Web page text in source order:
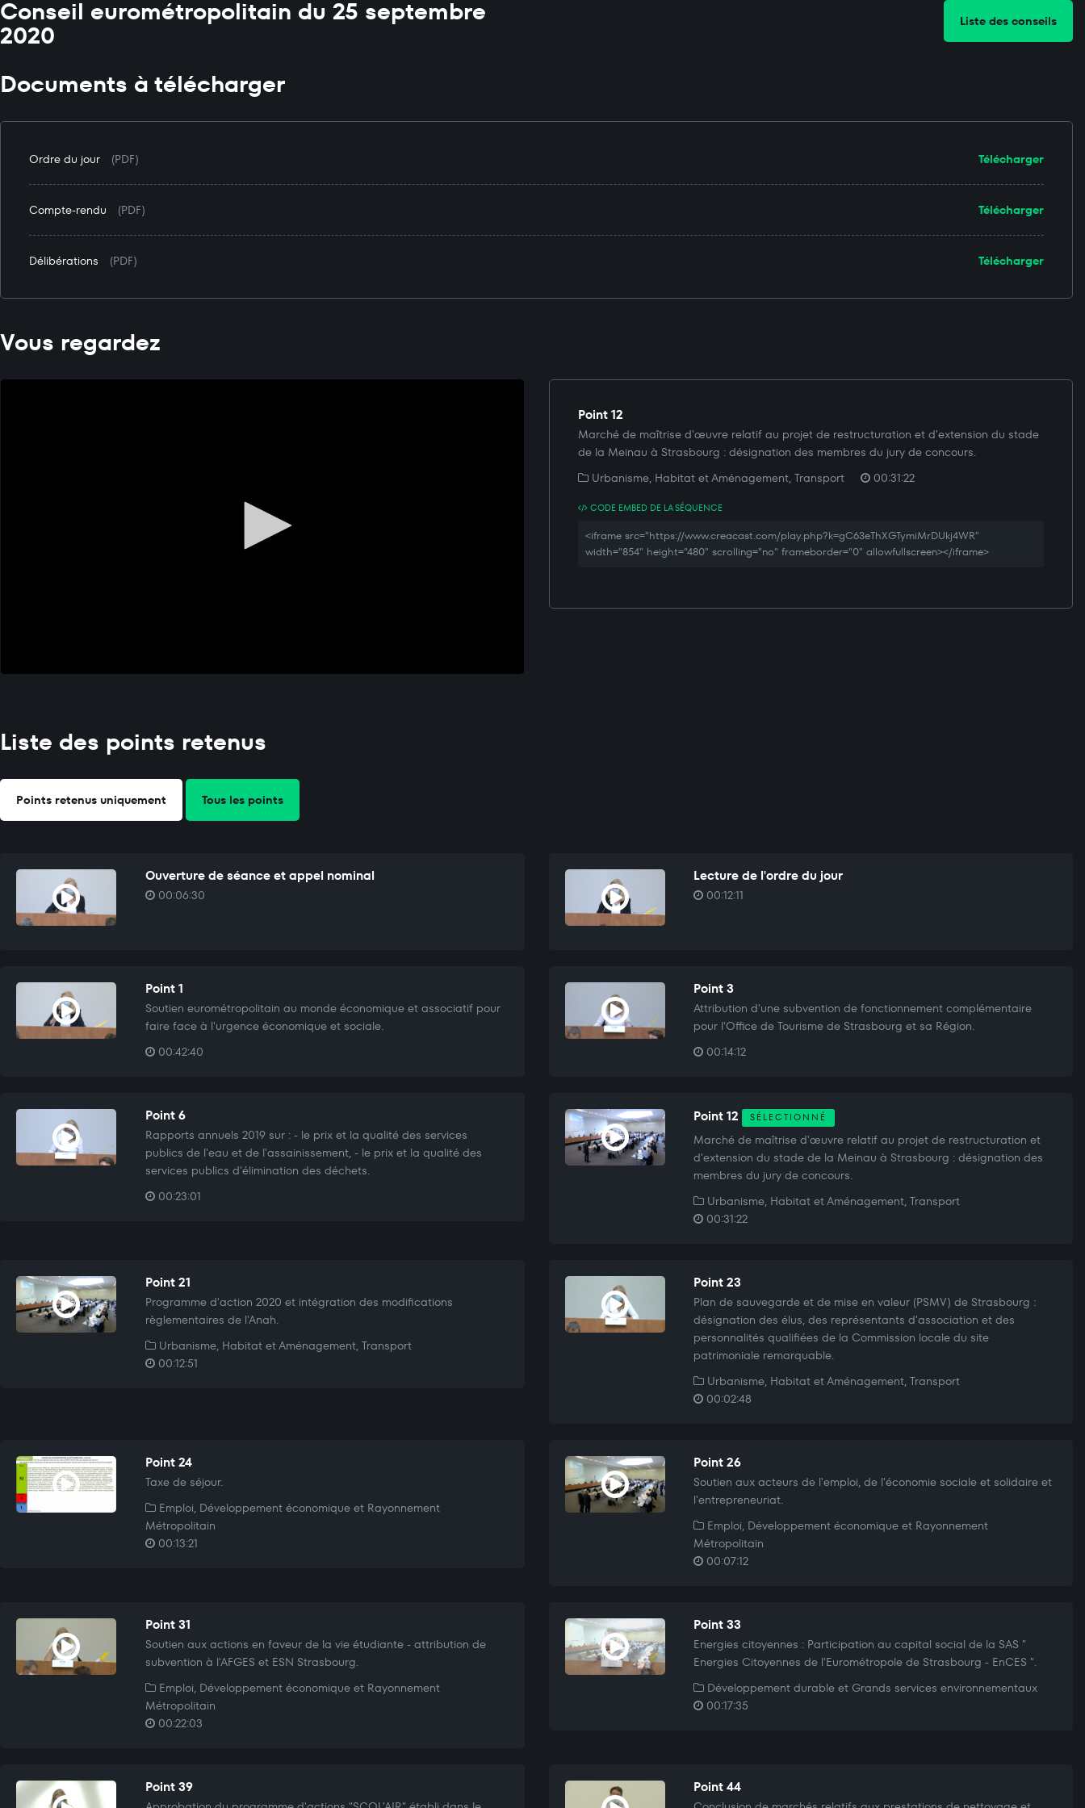
Conseil eurométropolitain du 25 septembre
2020 Liste des conseils
Documents à télécharger
Télécharger
Ordre du jour (PDF)
Télécharger
Compte-rendu (PDF)
Télécharger
Délibérations (PDF)
Vous regardez
Point 12
Marché de maîtrise d'œuvre relatif au projet de restructuration et d'extension du stade
de la Meinau à Strasbourg : désignation des membres du jury de concours.
Urbanisme, Habitat et Aménagement, Transport
00:31:22
CODE EMBED DE LA SÉQUENCE
<iframe src="https://www.creacast.com/play.php?k=gC63eThXGTymiMrDUkj4WR"
width="854" height="480" scrolling="no" frameborder="0" allowfullscreen></iframe>
Liste des points retenus
Points retenus uniquement Tous les points
Ouverture de séance et appel nominal
00:06:30
Lecture de l'ordre du jour
00:12:11
Point 1
Soutien eurométropolitain au monde économique et associatif pour
faire face à l'urgence économique et sociale.
00:42:40
Point 3
Attribution d'une subvention de fonctionnement complémentaire
pour l'Office de Tourisme de Strasbourg et sa Région.
00:14:12
Point 6
Rapports annuels 2019 sur : - le prix et la qualité des services
publics de l'eau et de l'assainissement, - le prix et la qualité des
services publics d'élimination des déchets.
00:23:01
Point 12 SÉLECTIONNÉ
Marché de maîtrise d'œuvre relatif au projet de restructuration et
d'extension du stade de la Meinau à Strasbourg : désignation des
membres du jury de concours.
Urbanisme, Habitat et Aménagement, Transport
00:31:22
Point 21
Programme d'action 2020 et intégration des modifications
règlementaires de l'Anah.
Urbanisme, Habitat et Aménagement, Transport
00:12:51
Point 23
Plan de sauvegarde et de mise en valeur (PSMV) de Strasbourg :
désignation des élus, des représentants d'association et des
personnalités qualifiées de la Commission locale du site
patrimoniale remarquable.
Urbanisme, Habitat et Aménagement, Transport
00:02:48
Point 24
Taxe de séjour.
Emploi, Développement économique et Rayonnement
Métropolitain
00:13:21
Point 26
Soutien aux acteurs de l'emploi, de l'économie sociale et solidaire et
l'entrepreneuriat.
Emploi, Développement économique et Rayonnement
Métropolitain
00:07:12
Point 31
Soutien aux actions en faveur de la vie étudiante - attribution de
subvention à l'AFGES et ESN Strasbourg.
Emploi, Développement économique et Rayonnement
Métropolitain
00:22:03
Point 33
Energies citoyennes : Participation au capital social de la SAS "
Energies Citoyennes de l'Eurométropole de Strasbourg - EnCES ".
Développement durable et Grands services environnementaux
00:17:35
Point 39 Point 44